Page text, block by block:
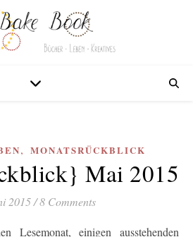
, MONATSRÜCKBLICK
Mai 2015
2015/ 8 Comments
Lesemonat, einigen ausstehenden